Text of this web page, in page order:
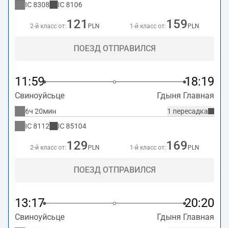
IC8308 IC8106
2-й класс от: 121 PLN 1-й класс от: 159 PLN
ПОЕЗД ОТПРАВИЛСЯ
11:59 18:19
Свиноуйсьце Гдыня Главная
1 пересадка
6ч 20мин
IC8112 IC85104
2-й класс от: 129 PLN 1-й класс от: 169 PLN
ПОЕЗД ОТПРАВИЛСЯ
13:17 20:20
Свиноуйсьце Гдыня Главная